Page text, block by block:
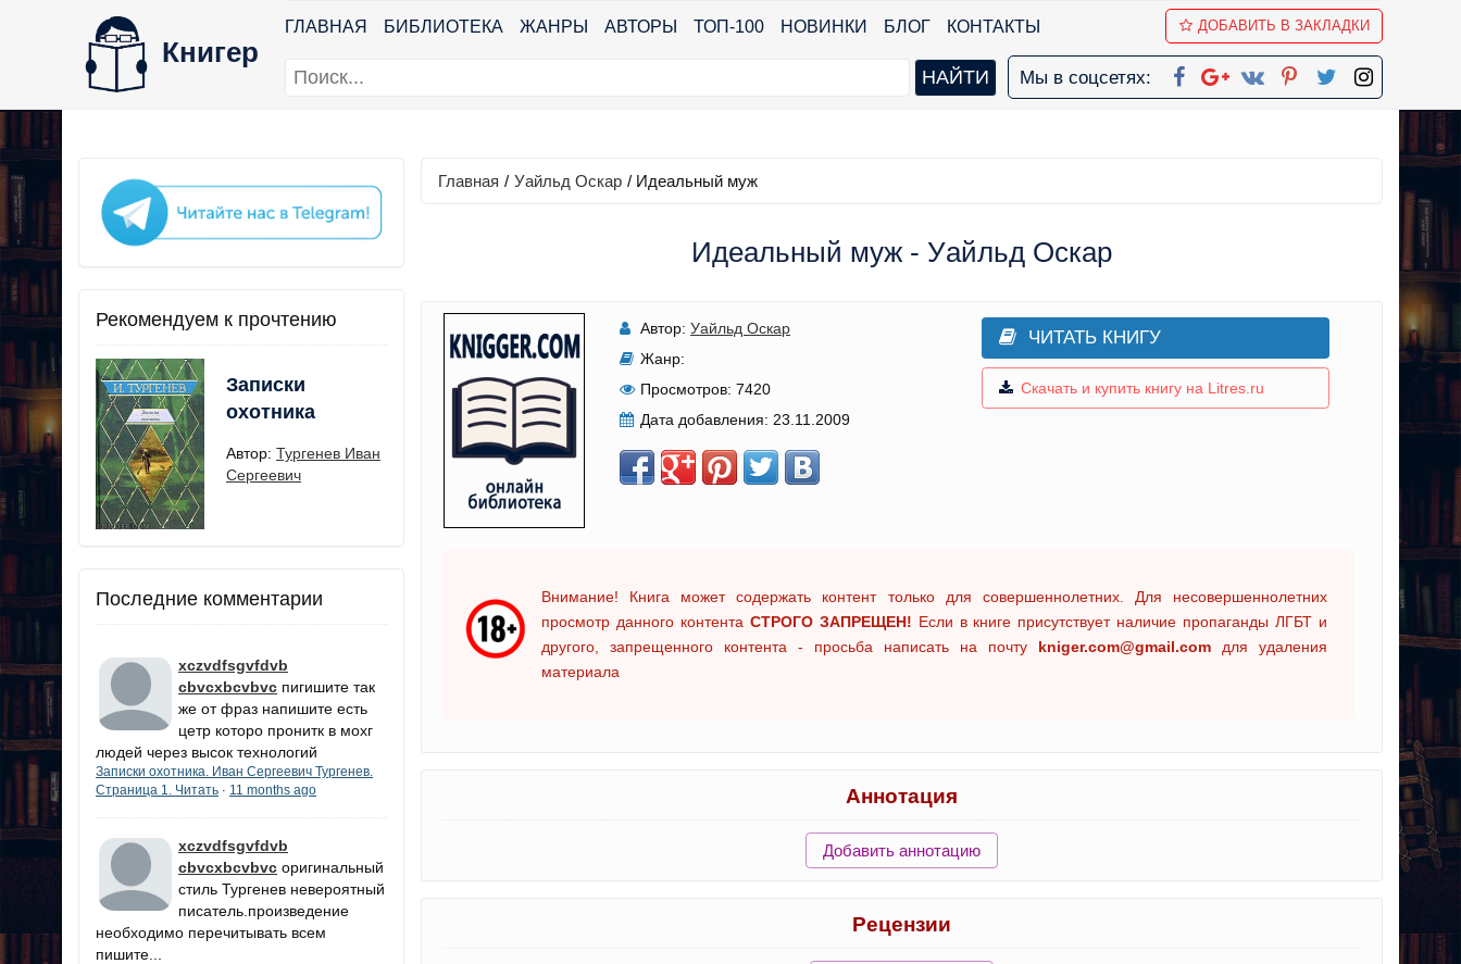
Книгер
ГЛАВНАЯ БИБЛИОТЕКА ЖАНРЫ АВТОРЫ ТОП-100 НОВИНКИ БЛОГ КОНТАКТЫ ДОБАВИТЬ В ЗАКЛАДКИ
Мы в соцсетях:
Рекомендуем к прочтению
Записки
охотника
Автор: Тургенев Иван
Сергеевич
Последние комментарии
xczvdfsgvfdvb
cbvcxbcvbvc пигишите так
же от фраз напишите есть
цетр которо пронитк в мохг
людей через высок технологий
Записки охотника. Иван Сергеевич Тургенев.
Страница 1. Читать · 11 months ago
xczvdfsgvfdvb
cbvcxbcvbvc оригинальный
стиль Тургенев невероятный
писатель.произведение
необходимо перечитывать всем
пишите...
Главная / Уайльд Оскар / Идеальный муж
Идеальный муж - Уайльд Оскар
Автор: Уайльд Оскар
Жанр:
Просмотров: 7420
Дата добавления: 23.11.2009
ЧИТАТЬ КНИГУ
Скачать и купить книгу на Litres.ru
Внимание! Книга может содержать контент только для совершеннолетних. Для несовершеннолетних
просмотр данного контента СТРОГО ЗАПРЕЩЕН! Если в книге присутствует наличие пропаганды ЛГБТ и
другого, запрещенного контента - просьба написать на почту kniger.com@gmail.com для удаления
материала
Аннотация
Добавить аннотацию
Рецензии